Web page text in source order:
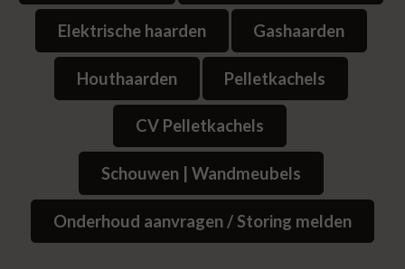
Elektrische haarden Gashaarden
Houthaarden Pelletkachels
CV Pelletkachels
Schouwen | Wandmeubels
Onderhoud aanvragen / Storing melden